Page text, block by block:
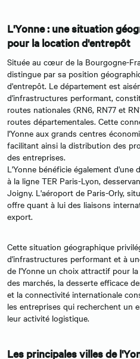
L'Yonne : une situation
pour la location d'entrepôt
Située au cœur de la Bourgogne-
distingue par sa position
d'entrepôt. Le département est
d'infrastructures performant,
routes nationales (RN6, RN77 et
routes départementales. Cette
l'Yonne aux grands centres
facilitant ainsi la distribution des
des entreprises.
L'Yonne bénéficie également d'une
à la ligne TER Paris-Lyon,
Joigny. L'aéroport de Paris-Orly,
offre quant à lui des liaisons
export.
Cette situation géographique
d'infrastructures performant et à
de l'Yonne un choix attractif pour
des marchés, la desserte efficace
et la connectivité internationale
les entreprises qui recherchent un
leur activité logistique.
Les principales villes de